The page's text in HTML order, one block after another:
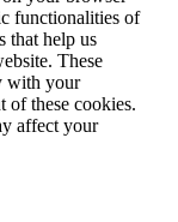
functionalities of
that help us
These
with your
of these cookies.
affect your